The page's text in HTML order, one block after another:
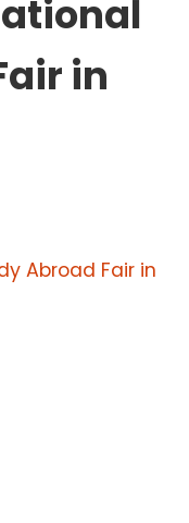
in
Abroad Fair in